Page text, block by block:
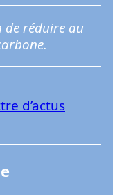
de réduire au
d’actus